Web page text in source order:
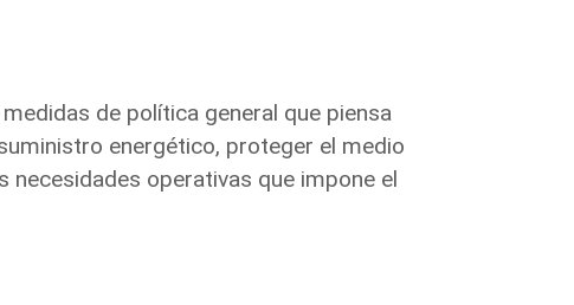
de política general que piensa
energético, proteger el medio
operativas que impone el